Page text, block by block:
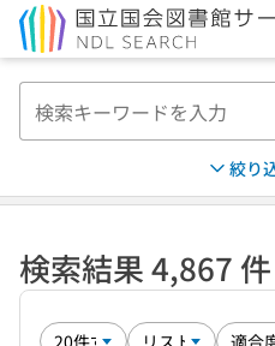
絞り
検索結果 4,867 件